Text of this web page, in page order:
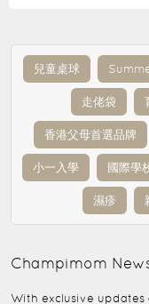
兒童桌球
走佬袋
香港父母首選品牌
小一入學 國際學
濕疹
Champimom
With exclusive updates